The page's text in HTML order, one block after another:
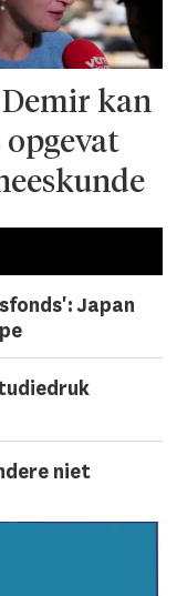
Demir kan
Japan
niet